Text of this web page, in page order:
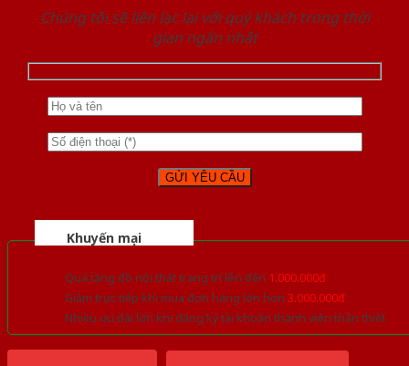
Chúng tôi sẽ liên lạc lại với quý khách trong thời
gian ngắn nhất
Khuyến mại
Quà tặng đồ nội thất trang trí lên đến 1.000.000đ
Giảm trực tiếp khi mua đơn hàng lớn hơn 3.000.000đ
Nhiều ưu đãi lớn khi đăng ký tài khoản thành viên thân thiết